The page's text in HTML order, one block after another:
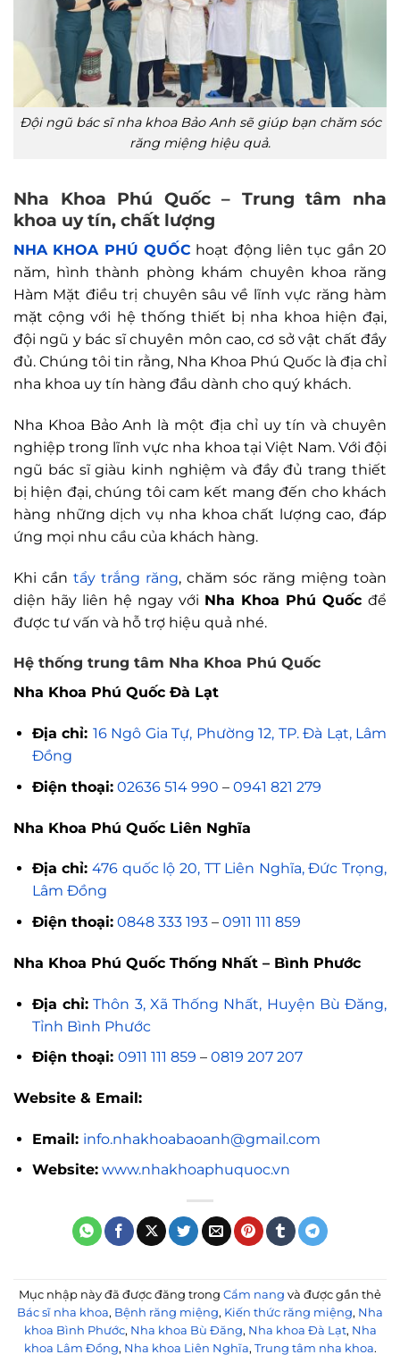
Đội ngũ bác sĩ nha khoa Bảo Anh sẽ giúp bạn chăm sóc
răng miệng hiệu quả.
Nha Khoa Phú Quốc – Trung tâm nha
khoa uy tín, chất lượng
NHA KHOA PHÚ QUỐC hoạt động liên tục gần 20
năm, hình thành phòng khám chuyên khoa răng
Hàm Mặt điều trị chuyên sâu về lĩnh vực răng hàm
mặt cộng với hệ thống thiết bị nha khoa hiện đại,
đội ngũ y bác sĩ chuyên môn cao, cơ sở vật chất đầy
đủ. Chúng tôi tin rằng, Nha Khoa Phú Quốc là địa chỉ
nha khoa uy tín hàng đầu dành cho quý khách.
Nha Khoa Bảo Anh là một địa chỉ uy tín và chuyên
nghiệp trong lĩnh vực nha khoa tại Việt Nam. Với đội
ngũ bác sĩ giàu kinh nghiệm và đầy đủ trang thiết
bị hiện đại, chúng tôi cam kết mang đến cho khách
hàng những dịch vụ nha khoa chất lượng cao, đáp
ứng mọi nhu cầu của khách hàng.
Khi cần tẩy trắng răng, chăm sóc răng miệng toàn
diện hãy liên hệ ngay với Nha Khoa Phú Quốc để
được tư vấn và hỗ trợ hiệu quả nhé.
Hệ thống trung tâm Nha Khoa Phú Quốc
Nha Khoa Phú Quốc Đà Lạt
Địa chỉ: 16 Ngô Gia Tự, Phường 12, TP. Đà Lạt, Lâm
Đồng
Điện thoại: 02636 514 990 – 0941 821 279
Nha Khoa Phú Quốc Liên Nghĩa
Địa chỉ: 476 quốc lộ 20, TT Liên Nghĩa, Đức Trọng,
Lâm Đồng
Điện thoại: 0848 333 193– 0911 111 859
Nha Khoa Phú Quốc Thống Nhất – Bình Phước
Địa chỉ: Thôn 3, Xã Thống Nhất, Huyện Bù Đăng,
Tỉnh Bình Phước
Điện thoại: 0911 111 859 – 0819 207 207
Website & Email:
Email: info.nhakhoabaoanh@gmail.com
Website: www.nhakhoaphuquoc.vn
Mục nhập này đã được đăng trong Cẩm nang và được gắn thẻ
Bác sĩ nha khoa, Bệnh răng miệng, Kiến thức răng miệng, Nha
khoa Bình Phước, Nha khoa Bù Đăng, Nha khoa Đà Lạt, Nha
khoa Lâm Đồng, Nha khoa Liên Nghĩa, Trung tâm nha khoa.